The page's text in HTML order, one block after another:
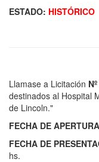
ESTADO: HISTÓRICO
Llamase a Licitación
destinados al Hospital
de Lincoln."
FECHA DE APERTURA
FECHA DE
hs.